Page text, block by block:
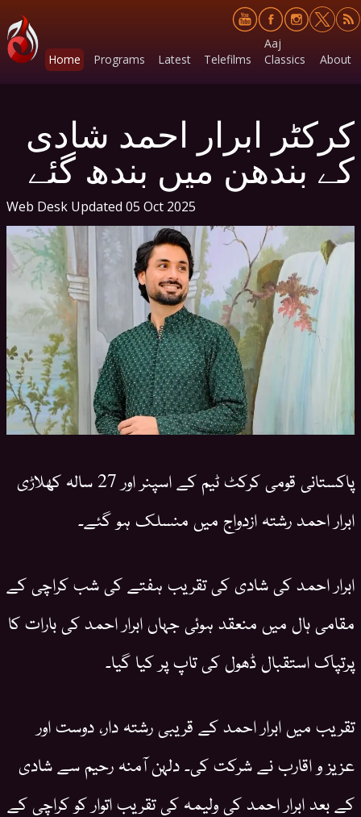
Home Programs Latest Telefilms
Aaj
Classics
About
کرکٹر ابرار احمد شادی
کے بندھن میں بندھ گئے
Web Desk Updated 05 Oct 2025
پاکستانی قومی کرکٹ ٹیم کے اسپنر اور 27 سالہ کھلاڑی
ابرار احمد رشتہ ازدواج میں منسلک ہو گئے۔
ابرار احمد کی شادی کی تقریب ہفتے کی شب کراچی کے
مقامی ہال میں منعقد ہوئی جہاں ابرار احمد کی بارات کا
پرتپاک استقبال ڈھول کی تاپ پر کیا گیا۔
تقریب میں ابرار احمد کے قریبی رشتہ دار، دوست اور
عزیز و اقارب نے شرکت کی۔ دلہن آمنہ رحیم سے شادی
کے بعد ابرار احمد کی ولیمہ کی تقریب اتوار کو کراچی کے